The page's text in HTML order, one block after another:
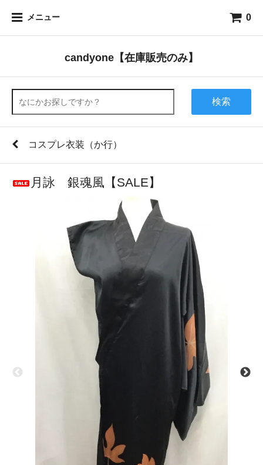
メニュー 0
candyone【在庫販売のみ】
検索
コスプレ衣装（か行）
月詠 銀魂風【SALE】